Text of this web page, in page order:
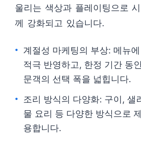
울리는 색상과 플레이팅으로
께 강화되고 있습니다.
계절성 마케팅의 부상: 메뉴
적극 반영하고, 한정 기간 동
문객의 선택 폭을 넓힙니다.
조리 방식의 다양화: 구이, 샐
물 요리 등 다양한 방식으로
용합니다.